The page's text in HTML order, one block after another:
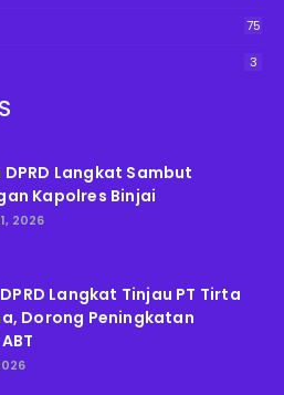
75
3
Langkat Sambut
Kapolres Binjai
2026
Langkat Tinjau PT Tirta
Dorong Peningkatan